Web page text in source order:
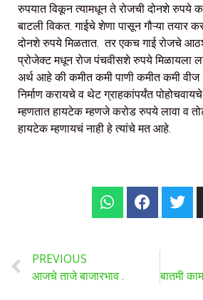
रुपयात विकून त्यामधून ते रोजची दोनशे रुपये
बाटली विकत. गाईचे शेणा पासून गौऱ्या तयार
दोनशे रुपये मिळतात. तर एकच गाई रोजचे
प्रोजेक्ट मधून रोज पंचवीसशे रुपये मिळायला
अर्थ आहे की कमीत कमी पाणी कमीत कमी
निर्माण करायचे व थेट ग्राहकांपर्यंत
म्हणतात हायटेक म्हणजे करोड रुपये लावा व
हायटेक म्हणायचं नाही हे त्यांचे मत आहे.
PREVIOUS
आजचे ताजे बाजारभाव .